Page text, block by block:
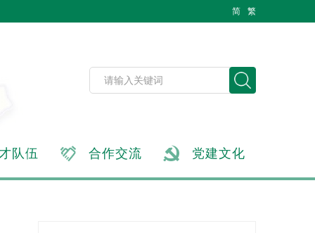
繁
简
队伍 合作交流 党建文化